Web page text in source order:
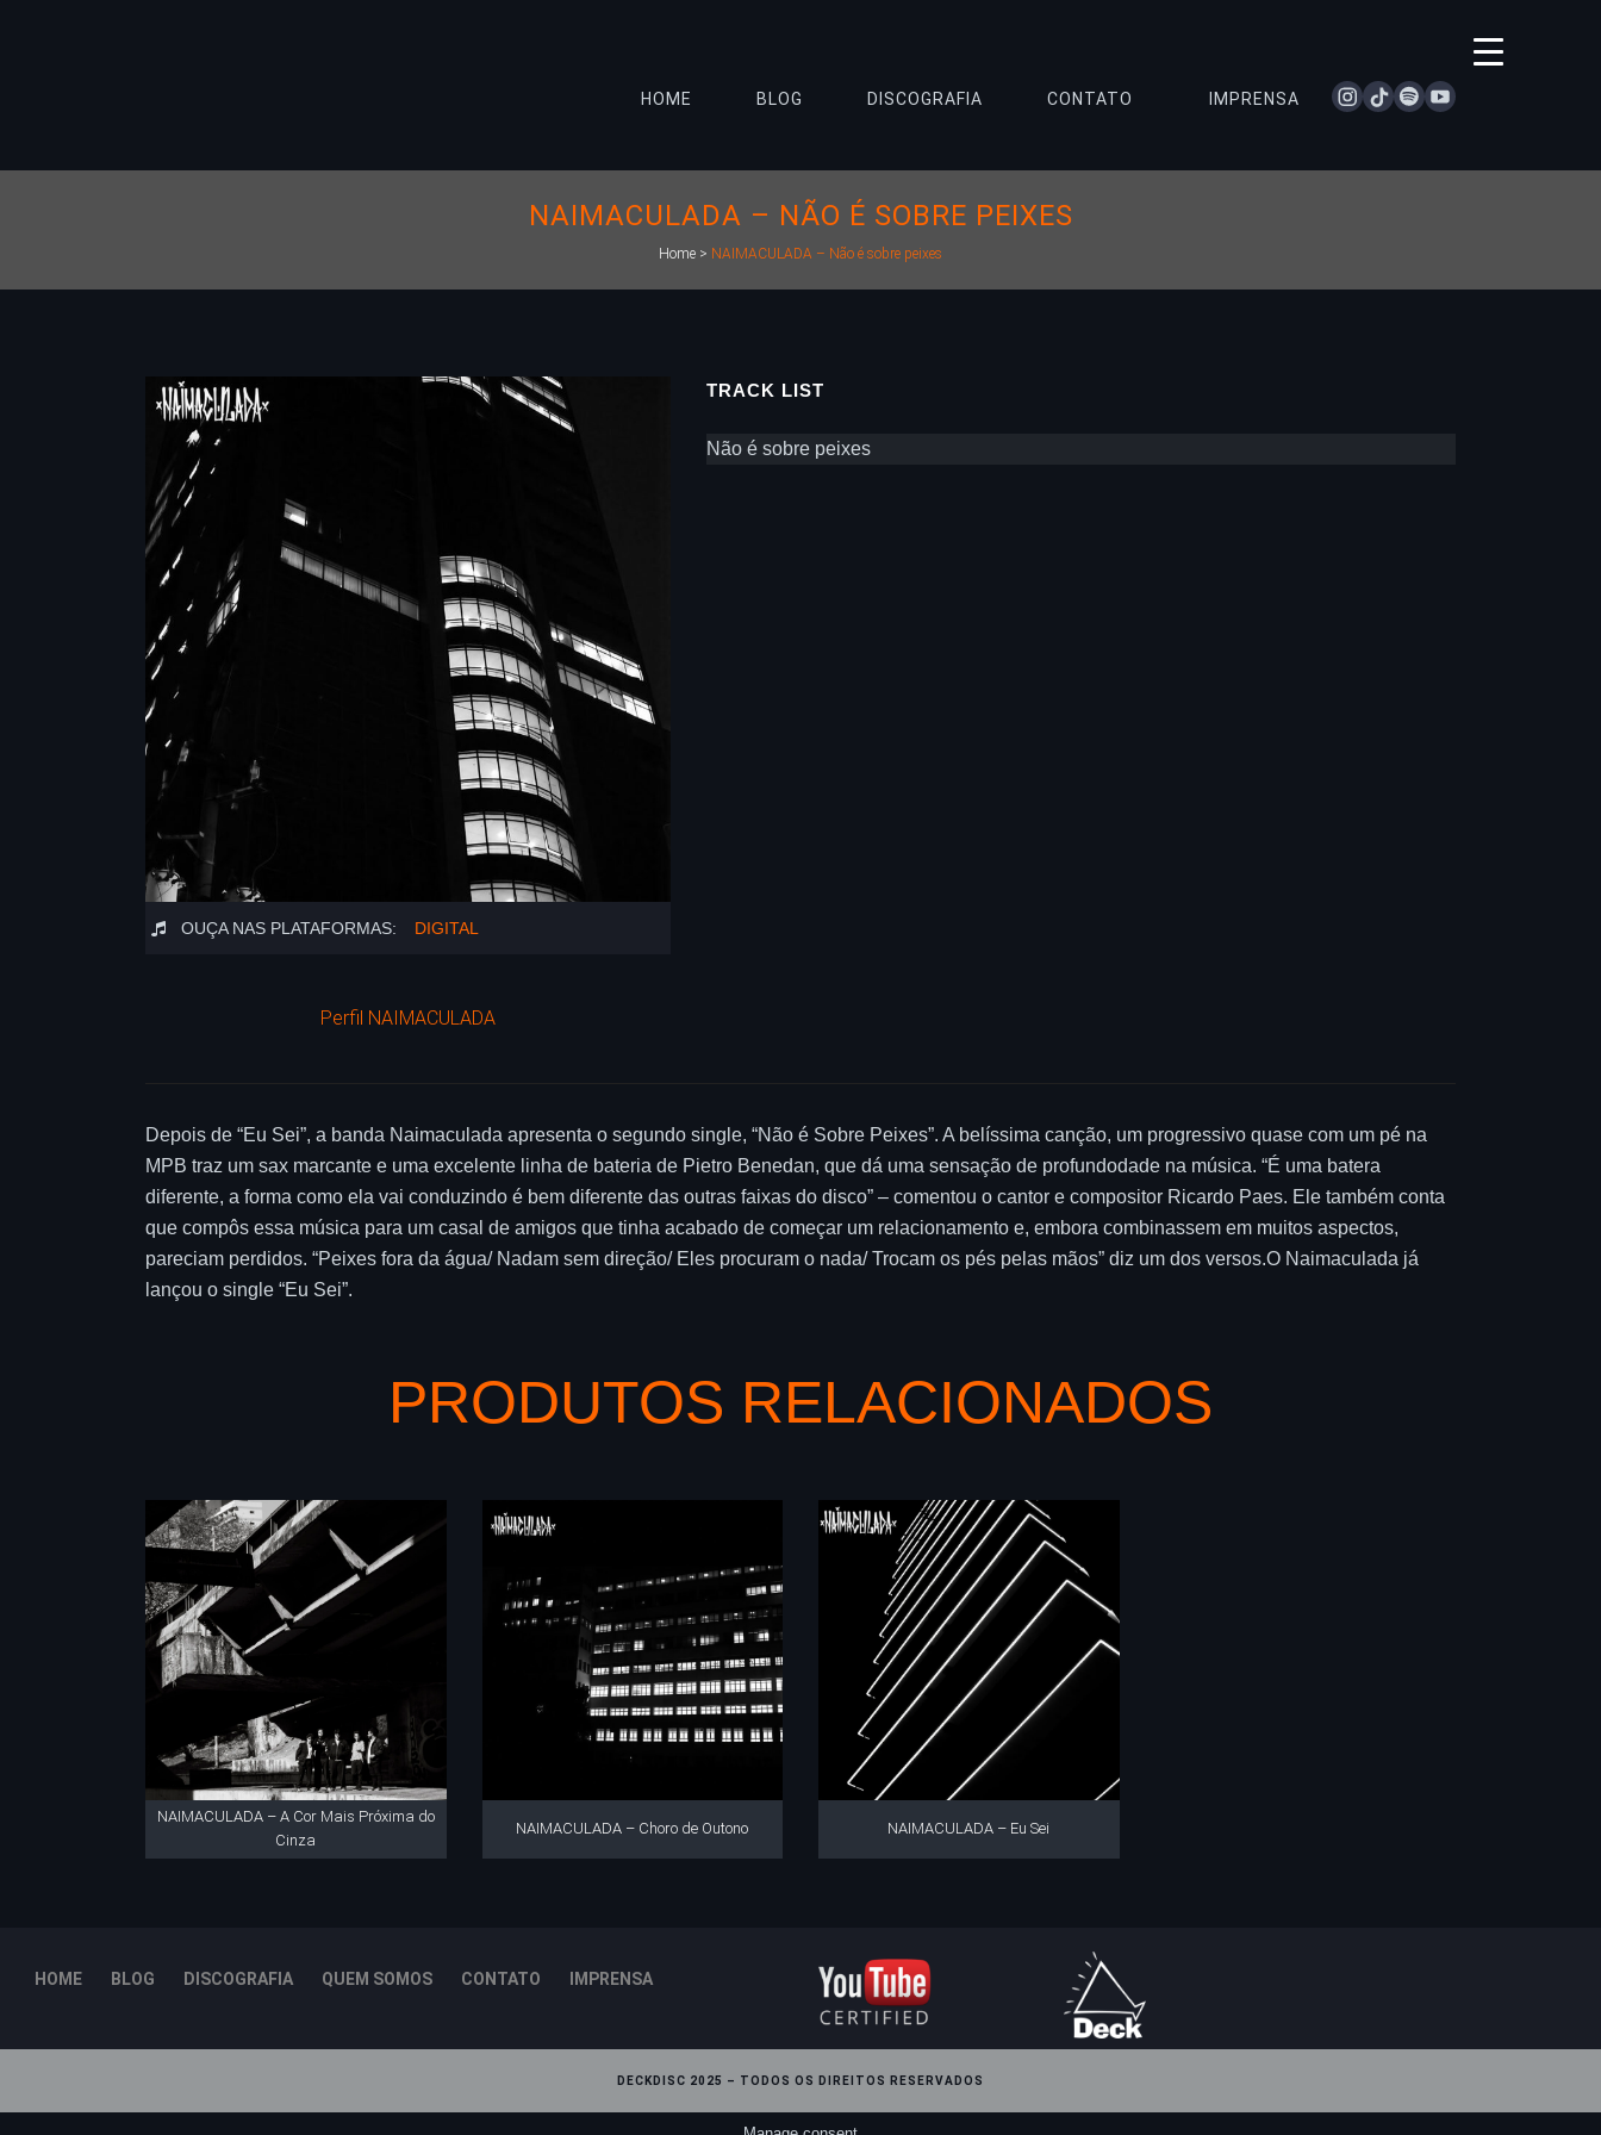
instagram
tiktokspotifyyoutube
HOME BLOG DISCOGRAFIA CONTATO IMPRENSA
NAIMACULADA – NÃO É SOBRE PEIXES
Home > NAIMACULADA – Não é sobre peixes
OUÇA NAS PLATAFORMAS: DIGITAL
Perfil NAIMACULADA
TRACK LIST
Não é sobre peixes
Depois de “Eu Sei”, a banda Naimaculada apresenta o segundo single, “Não é Sobre Peixes”. A belíssima canção, um progressivo quase com um pé na
MPB traz um sax marcante e uma excelente linha de bateria de Pietro Benedan, que dá uma sensação de profundodade na música. “É uma batera
diferente, a forma como ela vai conduzindo é bem diferente das outras faixas do disco” – comentou o cantor e compositor Ricardo Paes. Ele também conta
que compôs essa música para um casal de amigos que tinha acabado de começar um relacionamento e, embora combinassem em muitos aspectos,
pareciam perdidos. “Peixes fora da água/ Nadam sem direção/ Eles procuram o nada/ Trocam os pés pelas mãos” diz um dos versos.O Naimaculada já
lançou o single “Eu Sei”.
PRODUTOS RELACIONADOS
NAIMACULADA – A Cor Mais Próxima do
Cinza
NAIMACULADA – Choro de Outono NAIMACULADA – Eu Sei
HOME BLOG DISCOGRAFIA QUEM SOMOS CONTATO IMPRENSA
DECKDISC 2025 – TODOS OS DIREITOS RESERVADOS